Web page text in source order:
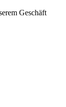
Geschäft